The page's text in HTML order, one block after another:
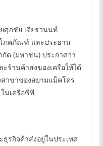
ศุภชัย เจียรวนนท์
ภคภัณฑ์ และประธาน
ด (มหาชน) ประกาศว่า
ร้านค้าส่งของเครือให้ได้
สาขาของสยามแม็คโคร
นเครือซีพี
รกิจค้าส่งอยู่ในประเทศ